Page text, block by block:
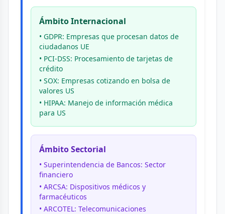
Ámbito Internacional
• GDPR: Empresas que procesan datos de
ciudadanos UE
• PCI-DSS: Procesamiento de tarjetas de
crédito
• SOX: Empresas cotizando en bolsa de
valores US
• HIPAA: Manejo de información médica
para US
Ámbito Sectorial
• Superintendencia de Bancos: Sector
financiero
• ARCSA: Dispositivos médicos y
farmacéuticos
• ARCOTEL: Telecomunicaciones